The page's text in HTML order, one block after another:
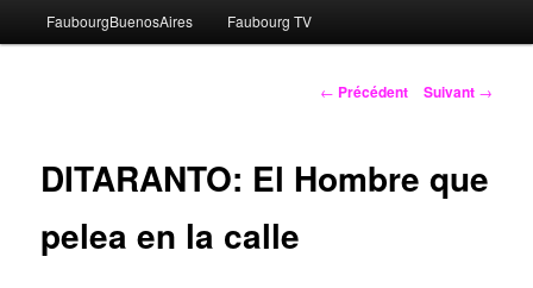
principal
FaubourgBuenosAires Faubourg TV
Navigation
← Précédent Suivant →
DITARANTO: El Hombre que
pelea en la calle